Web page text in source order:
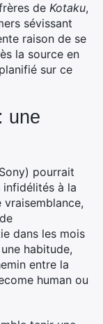
de Kotaku,
sévissant
raison de se
la source en
sur ce
une
pourrait
à la
dans les mois
habitude,
entre la
human ou